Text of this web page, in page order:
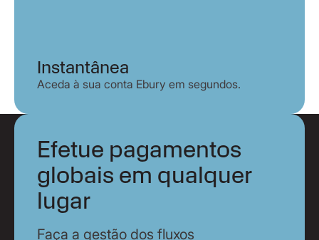
Instantânea
Aceda à sua conta Ebury em segundos.
Efetue pagamentos
globais em qualquer
lugar
Faça a gestão dos fluxos